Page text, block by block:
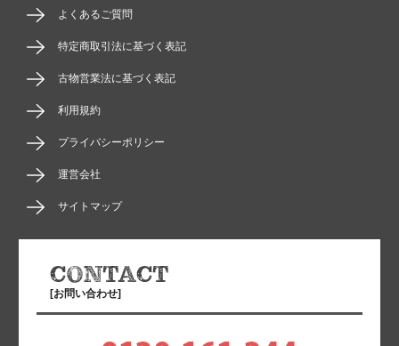
よくあるご質問
特定商取引法に基づく表記
古物営業法に基づく表記
利用規約
プライバシーポリシー
運営会社
サイトマップ
[お問い合わせ]